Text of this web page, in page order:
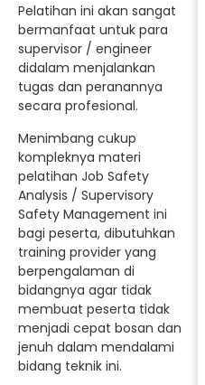
Pelatihan ini akan sangat
bermanfaat untuk para
supervisor / engineer
didalam menjalankan
tugas dan peranannya
secara profesional.
Menimbang cukup
kompleknya materi
pelatihan Job Safety
Analysis / Supervisory
Safety Management ini
bagi peserta, dibutuhkan
training provider yang
berpengalaman di
bidangnya agar tidak
membuat peserta tidak
menjadi cepat bosan dan
jenuh dalam mendalami
bidang teknik ini.